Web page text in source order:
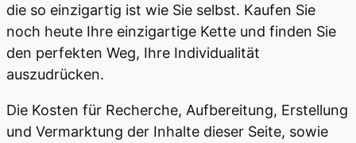
die so einzigartig ist wie Sie selbst. Kaufen Sie
noch heute Ihre einzigartige Kette und finden Sie
den perfekten Weg, Ihre Individualität
auszudrücken.
Die Kosten für Recherche, Aufbereitung, Erstellung
und Vermarktung der Inhalte dieser Seite, sowie